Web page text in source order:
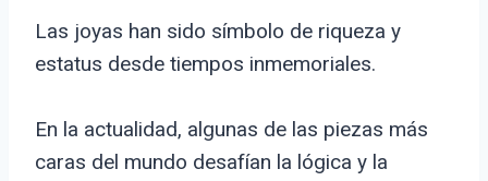
Las joyas han sido símbolo de riqueza y
estatus desde tiempos inmemoriales.
En la actualidad, algunas de las piezas más
caras del mundo desafían la lógica y la